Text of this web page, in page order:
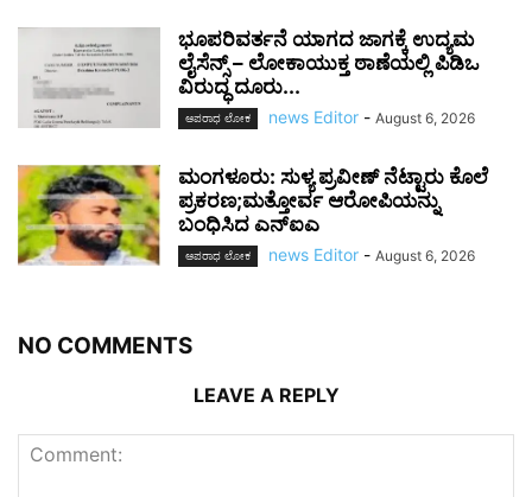
ಭೂಪರಿವರ್ತನೆ ಯಾಗದ ಜಾಗಕ್ಕೆ ಉದ್ಯಮ
ಲೈಸೆನ್ಸ್ – ಲೋಕಾಯುಕ್ತ ಠಾಣೆಯಲ್ಲಿ ಪಿಡಿಒ
ವಿರುದ್ಧ ದೂರು...
ಅಪರಾಧ ಲೋಕ news Editor - August 6, 2026
ಮಂಗಳೂರು: ಸುಳ್ಯ ಪ್ರವೀಣ್ ನೆಟ್ಟಾರು ಕೊಲೆ
ಪ್ರಕರಣ;ಮತ್ತೋರ್ವ ಆರೋಪಿಯನ್ನು
ಬಂಧಿಸಿದ ಎನ್ಐಎ
ಅಪರಾಧ ಲೋಕ news Editor - August 6, 2026
NO COMMENTS
LEAVE A REPLY